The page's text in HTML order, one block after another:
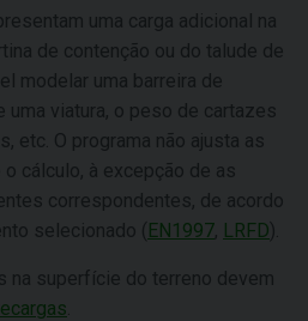
uma carga adicional na
de contenção ou do talude de
modelar uma barreira de
uma viatura, o peso de cartazes
etc. O programa não ajusta as
cálculo, à excepção de as
correspondentes, de acordo
selecionado ( EN1997, LRFD).
na superfície do terreno devem